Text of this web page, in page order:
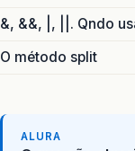
&, &&, |, ||. Qndo
O método split
ALURA